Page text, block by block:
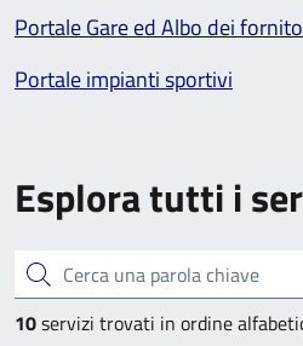
Esplora tutti i
Cerca una parola chiave
10servizi trovati in ordine
Portale Gare ed Albo dei
Portale impianti sportivi